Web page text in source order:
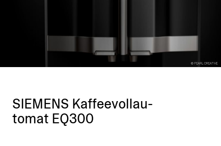
SIEMENS Kaffee­voll­au­
tomat EQ300